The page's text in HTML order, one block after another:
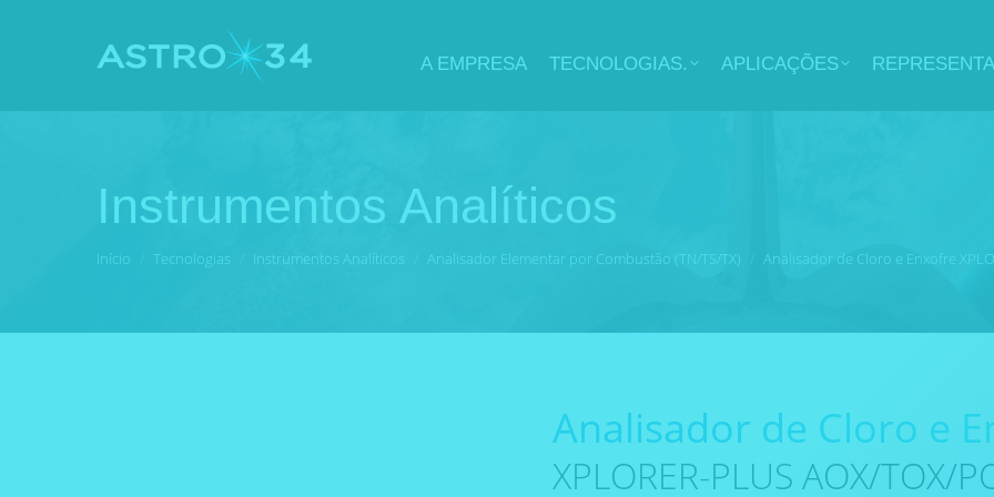
A EMPRESA TECNOLOGIAS. APLICAÇÕES
Instrumentos Analíticos
Você está aqui:
Início Tecnologias Instrumentos Analíticos Analisador Elementar por Combustão (TN/TS/TX) Analisador de Cloro e Enxofre
Analisador de Cloro e
XPLORER-PLUS AOX/TOX/